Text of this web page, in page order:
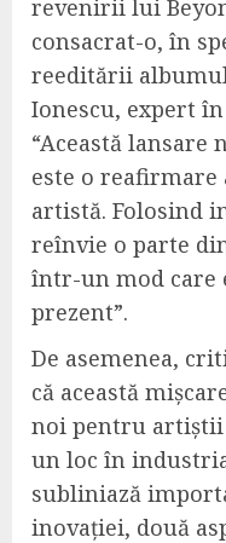
revenirii lui
consacrat-o, în
reeditării
Ionescu, expert
“Această lansare
este o reafirmare
artistă. Folosind
reînvie o parte
într-un mod care
prezent”.
De asemenea,
că această
noi pentru artiștii
un loc în
subliniază
inovației, două